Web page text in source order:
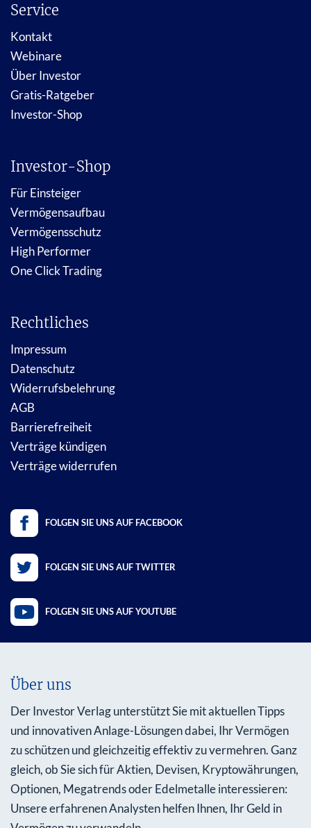
Service
Kontakt
Webinare
Über Investor
Gratis-Ratgeber
Investor-Shop
Investor-Shop
Für Einsteiger
Vermögensaufbau
Vermögensschutz
High Performer
One Click Trading
Rechtliches
Impressum
Datenschutz
Widerrufsbelehrung
AGB
Barrierefreiheit
Verträge kündigen
Verträge widerrufen
FOLGEN SIE UNS AUF FACEBOOK
FOLGEN SIE UNS AUF TWITTER
FOLGEN SIE UNS AUF YOUTUBE
Über uns
Der Investor Verlag unterstützt Sie mit aktuellen Tipps
und innovativen Anlage-Lösungen dabei, Ihr Vermögen
zu schützen und gleichzeitig effektiv zu vermehren. Ganz
gleich, ob Sie sich für Aktien, Devisen, Kryptowährungen,
Optionen, Megatrends oder Edelmetalle interessieren:
Unsere erfahrenen Analysten helfen Ihnen, Ihr Geld in